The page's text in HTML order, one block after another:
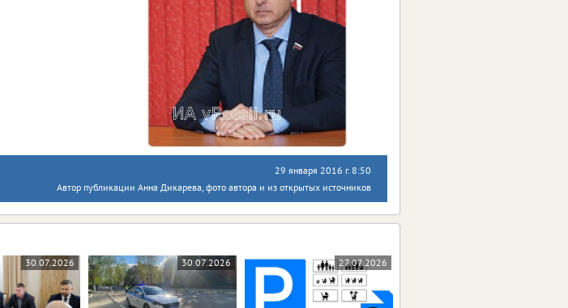
29 января 2016 г. 8:50
Автор публикации Анна Дикарева, фото автора и из открытых источников
30.07.2026 30.07.2026 27.07.2026